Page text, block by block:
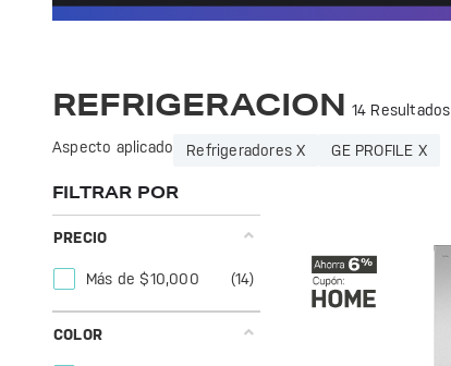
REFRIGERACION 14 Resultados
Aspecto aplicado Refrigeradores X GE PROFILE X
FILTRAR POR
PRECIO
Más de $10,000 (14)
COLOR